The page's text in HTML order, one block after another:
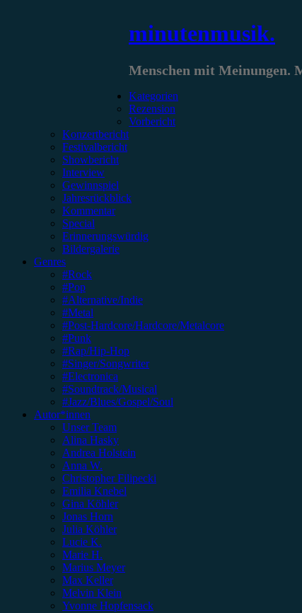
minutenmusik.
Menschen mit Meinungen.
Kategorien
Rezension
Vorbericht
Konzertbericht
Festivalbericht
Showbericht
Interview
Gewinnspiel
Jahresrückblick
Kommentar
Special
Erinnerungswürdig
Bildergalerie
Genres
#Rock
#Pop
#Alternative/Indie
#Metal
#Post-Hardcore/Hardcore/Metalcore
#Punk
#Rap/Hip-Hop
#Singer/Songwriter
#Electronica
#Soundtrack/Musical
#Jazz/Blues/Gospel/Soul
Autor*innen
Unser Team
Alina Hasky
Andrea Holstein
Anna W.
Christopher Filipecki
Emilia Knebel
Gina Köhler
Jonas Horn
Julia Köhler
Lucie K.
Marie H.
Marius Meyer
Max Keller
Melvin Klein
Yvonne Hopfensack